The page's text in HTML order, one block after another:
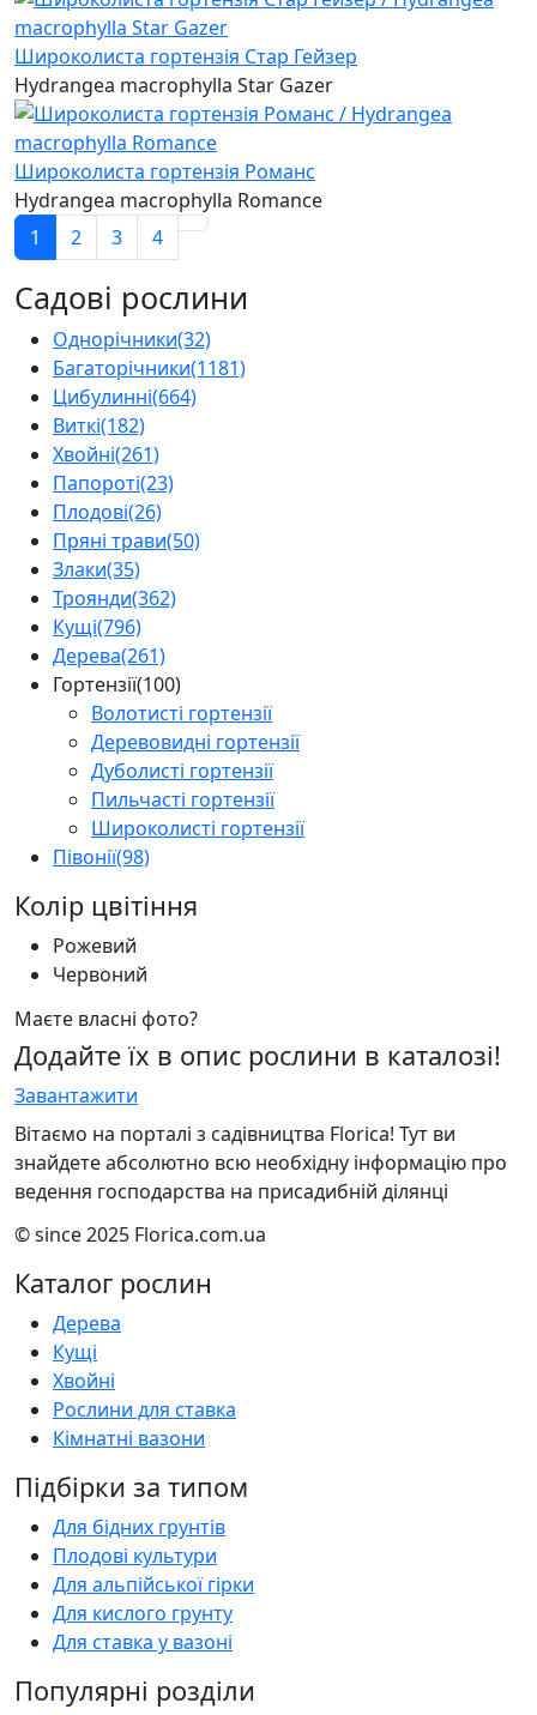
Широколиста гортензія Стар Гейзер
Hydrangea macrophylla Star Gazer
Широколиста гортензія Романс
Hydrangea macrophylla Romance
1
2 3 4
Садові рослини
Однорічники(32)
Багаторічники(1181)
Цибулинні(664)
Виткі(182)
Хвойні(261)
Папороті(23)
Плодові(26)
Пряні трави(50)
Злаки(35)
Троянди(362)
Кущі(796)
Дерева(261)
Гортензії(100)
Волотисті гортензії
Деревовидні гортензії
Дуболисті гортензії
Пильчасті гортензії
Широколисті гортензії
Півонії(98)
Колір цвітіння
Рожевий
Червоний
Маєте власні фото?
Додайте їх в опис рослини в каталозі!
Завантажити
Вітаємо на порталі з садівництва Florica! Тут ви
знайдете абсолютно всю необхідну інформацію про
ведення господарства на присадибній ділянці
© since 2025 Florica.com.ua
Каталог рослин
Дерева
Кущі
Хвойні
Рослини для ставка
Кімнатні вазони
Підбірки за типом
Для бідних грунтів
Плодові культури
Для альпійської гірки
Для кислого грунту
Для ставка у вазоні
Популярні розділи